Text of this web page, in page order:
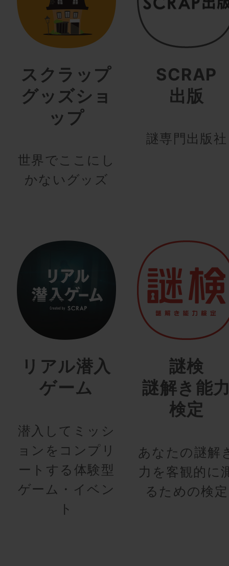
スクラップ
グッズショ
ップ
世界でここにし
かないグッズ
SCRAP
出版
謎専門出版社
リアル潜入
ゲーム
潜入してミッシ
ョンをコンプリ
ートする体験型
ゲーム・イベン
ト
謎検
謎解き能
検定
あなたの謎解
力を客観的に
るための検定